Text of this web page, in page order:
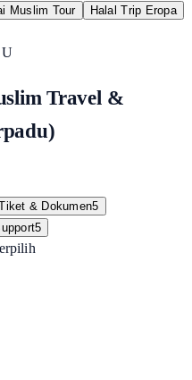
Muslim Tour
Halal Trip Eropa
Travel &
& Dokumen5
5